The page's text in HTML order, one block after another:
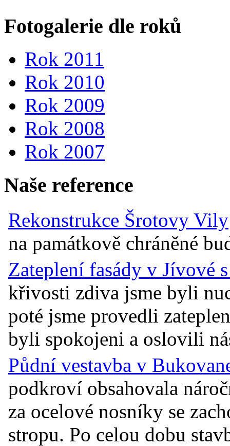
Fotogalerie dle roků
Rok 2011
Rok 2010
Rok 2009
Rok 2008
Rok 2007
Naše reference
Rekonstrukce Šrotovy Vily
na památkově chráněné
Zateplení fasády v Jívové
křivosti zdiva jsme byli
poté jsme provedli
byli spokojeni a oslovili
Půdní vestavba v
podkroví obsahovala
za ocelové nosníky se
stropu. Po celou dobu